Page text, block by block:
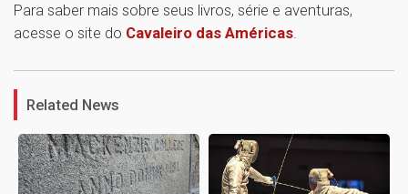
Para saber mais sobre seus livros, série e aventuras,
acesse o site do Cavaleiro das Américas.
1
Related News